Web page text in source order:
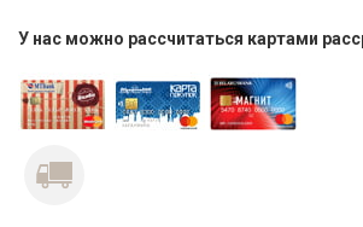
У нас можно рассчитаться картами